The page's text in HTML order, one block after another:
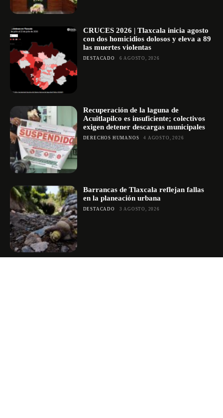
CRUCES 2026 | Tlaxcala inicia agosto
con dos homicidios dolosos y eleva a 89
las muertes violentas
DESTACADO 6 AGOSTO, 2026
Recuperación de la laguna de
Acuitlapilco es insuficiente; colectivos
exigen detener descargas municipales
DERECHOS HUMANOS 4 AGOSTO, 2026
Barrancas de Tlaxcala reflejan fallas
en la planeación urbana
DESTACADO 3 AGOSTO, 2026